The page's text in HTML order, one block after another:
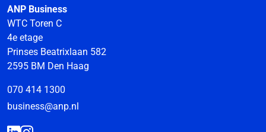
ANP Business
WTC Toren C
4e etage
Prinses Beatrixlaan 582
2595 BM Den Haag
070 414 1300
business@anp.nl